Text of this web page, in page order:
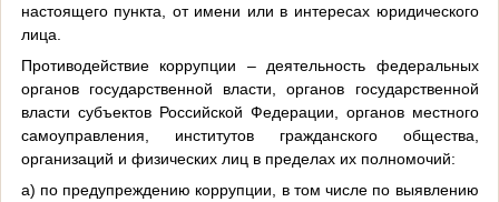
настоящего пункта, от имени или в интересах юридического
лица.
Противодействие коррупции – деятельность федеральных
органов государственной власти, органов государственной
власти субъектов Российской Федерации, органов местного
самоуправления, институтов гражданского общества,
организаций и физических лиц в пределах их полномочий:
а) по предупреждению коррупции, в том числе по выявлению